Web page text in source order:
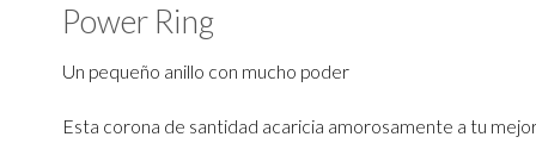
Power Ring
Un pequeño anillo con mucho poder
Esta corona de santidad acaricia amorosamente a tu